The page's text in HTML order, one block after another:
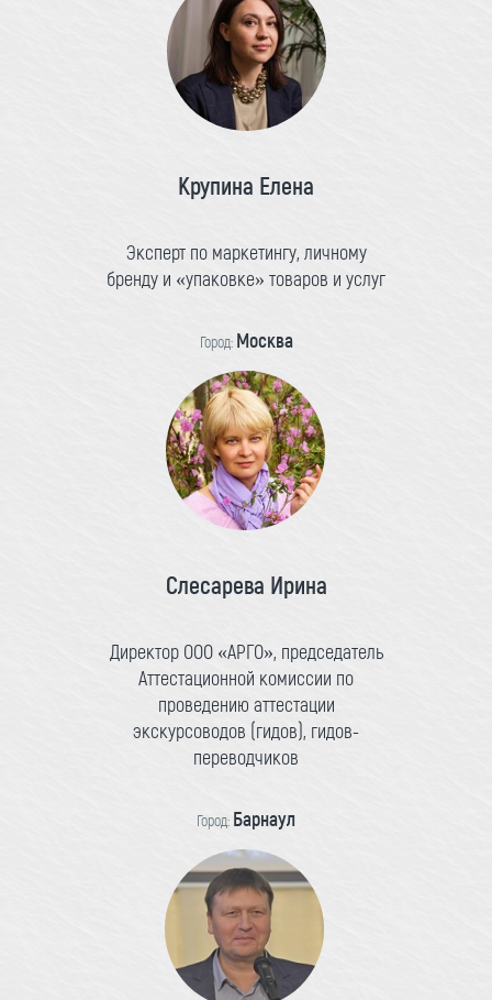
Крупина Елена
Эксперт по маркетингу, личному
бренду и «упаковке» товаров и услуг
Город: Москва
Слесарева Ирина
Директор ООО «АРГО», председатель
Аттестационной комиссии по
проведению аттестации
экскурсоводов (гидов), гидов-
переводчиков
Город: Барнаул